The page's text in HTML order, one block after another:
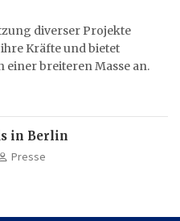
diverser Projekte
Kräfte und bietet
einer breiteren Masse an.
in Berlin
Presse